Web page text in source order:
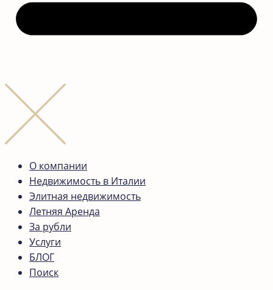
О компании
Недвижимость в Италии
Элитная недвижимость
Летняя Аренда
За рубли
Услуги
БЛОГ
Поиск